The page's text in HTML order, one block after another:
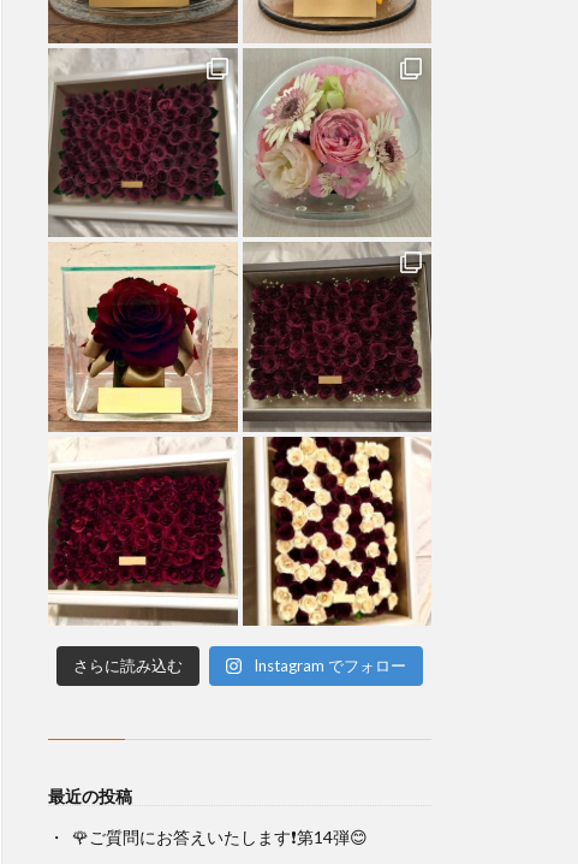
さらに読み込む Instagram でフォロー
最近の投稿
🌹ご質問にお答えいたします❗第14弾😊